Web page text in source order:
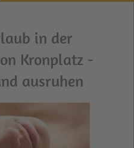
in der
Kronplatz -
ausruhen